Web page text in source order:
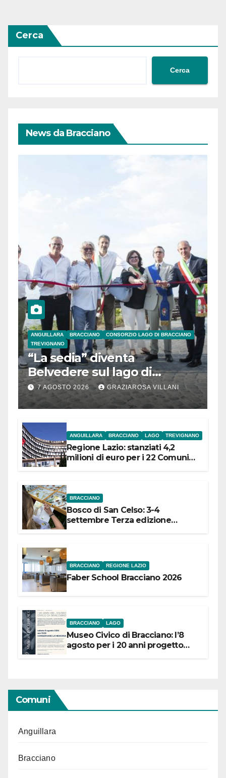
Cerca
Cerca
News da Bracciano
ANGUILLARA BRACCIANO
CONSORZIO LAGO DI BRACCIANO
TREVIGNANO
“La sedia” diventa
Belvedere sul lago di
Bracciano: ieri
l’inaugurazione
7 AGOSTO 2026 GRAZIAROSA VILLANI
ANGUILLARA BRACCIANO LAGO TREVIGNANO
Regione Lazio: stanziati 4,2
milioni di euro per i 22 Comuni
BRACCIANO
Bosco di San Celso: 3-4
settembre Terza edizione
BRACCIANO REGIONE LAZIO
Faber School Bracciano 2026
BRACCIANO LAGO
Museo Civico di Bracciano: l’8
agosto per i 20 anni progetto
Comuni
Anguillara
Bracciano